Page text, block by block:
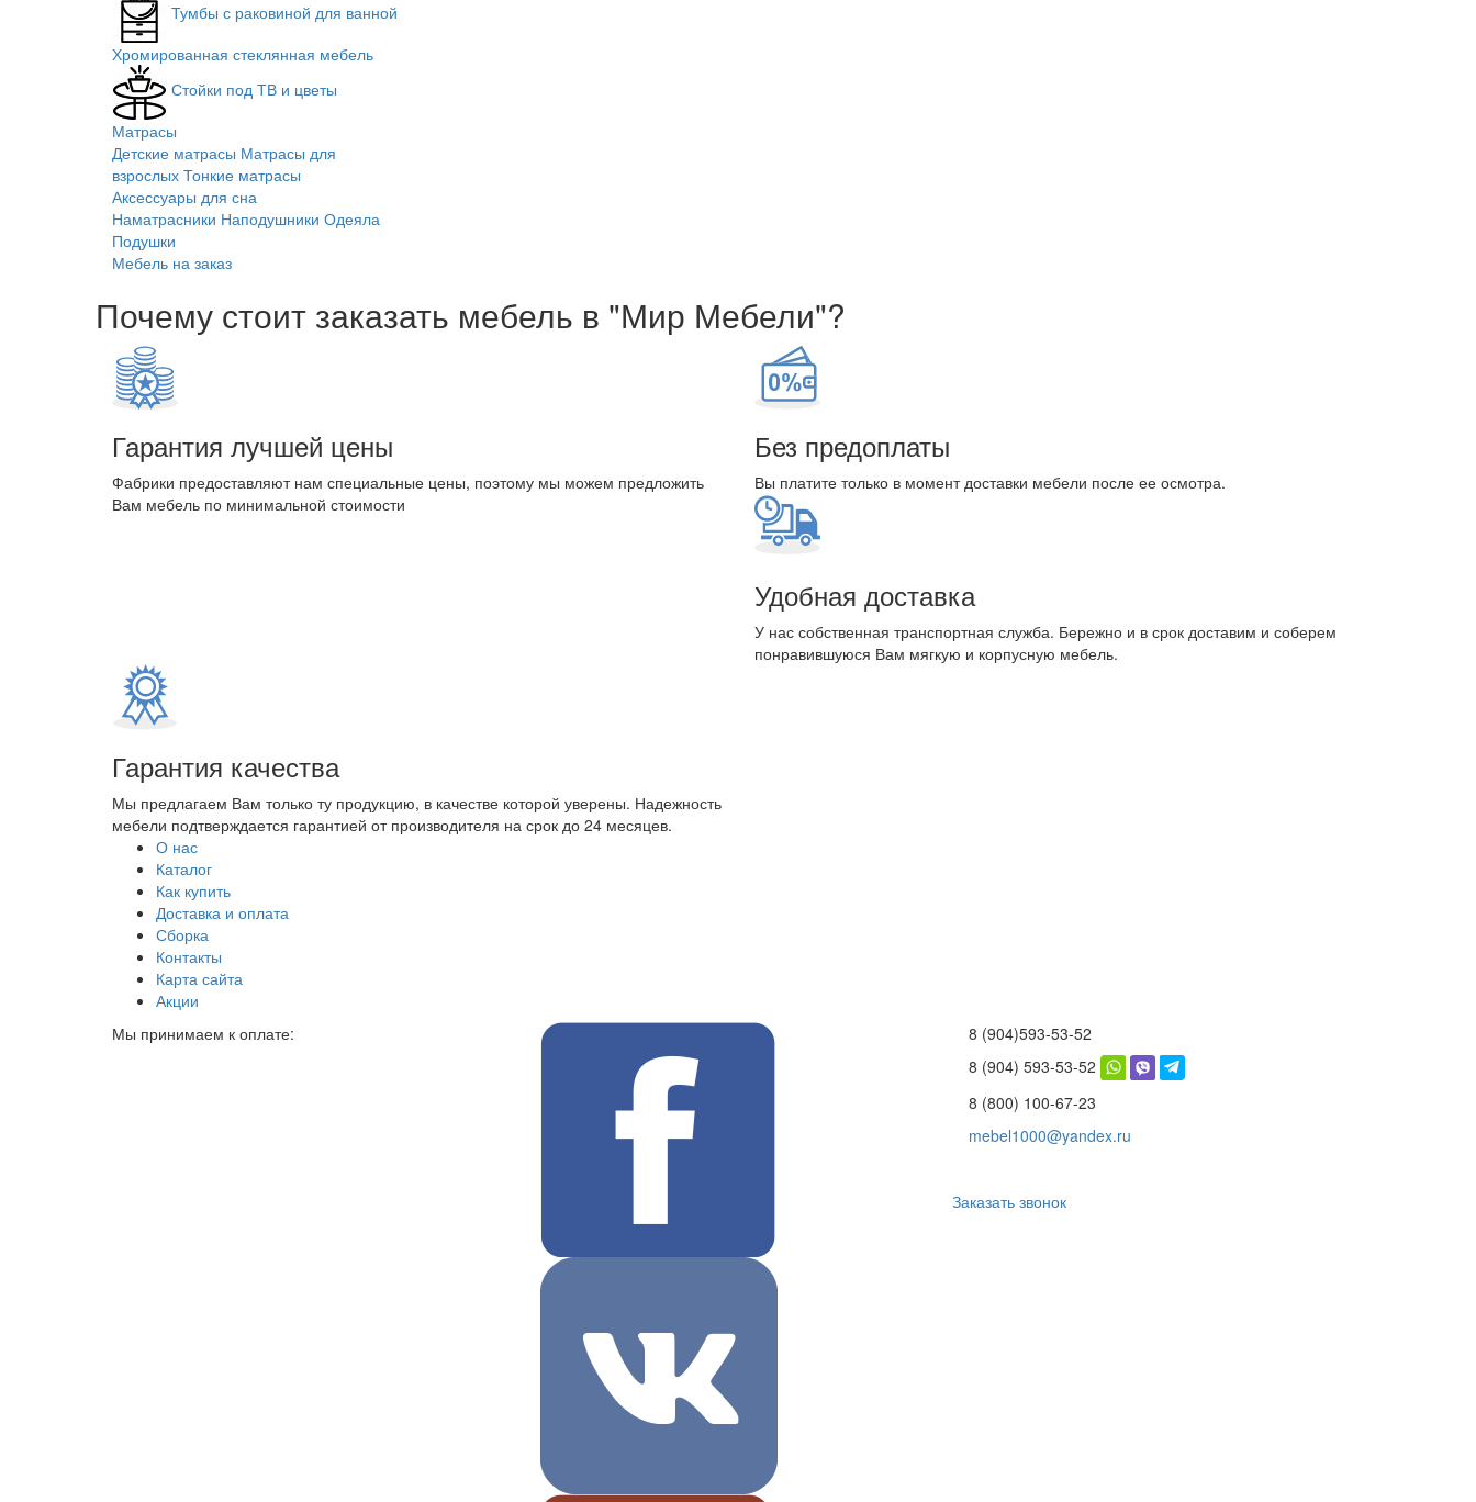
Тумбы с раковиной для ванной
Хромированная стеклянная мебель
Стойки под ТВ и цветы
Матрасы
Детские матрасы Матрасы для
взрослых Тонкие матрасы
Аксессуары для сна
Наматрасники Наподушники Одеяла
Подушки
Мебель на заказ
Почему стоит заказать мебель в "Мир Мебели"?
Гарантия лучшей цены
Фабрики предоставляют нам специальные цены, поэтому мы можем предложить
Вам мебель по минимальной стоимости
Без предоплаты
Вы платите только в момент доставки мебели после ее осмотра.
Удобная доставка
У нас собственная транспортная служба. Бережно и в срок доставим и соберем
понравившуюся Вам мягкую и корпусную мебель.
Гарантия качества
Мы предлагаем Вам только ту продукцию, в качестве которой уверены. Надежность
мебели подтверждается гарантией от производителя на срок до 24 месяцев.
О нас
Каталог
Как купить
Доставка и оплата
Сборка
Контакты
Карта сайта
Акции
Мы принимаем к оплате:
8 (904)593-53-52
8 (904) 593-53-52
8 (800) 100-67-23
mebel1000@yandex.ru
Заказать звонок